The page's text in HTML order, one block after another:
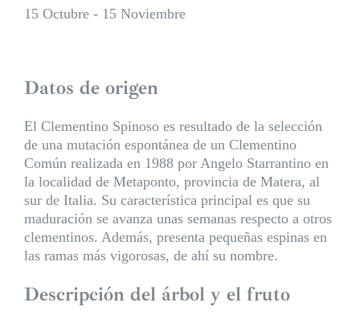
15 Octubre - 15 Noviembre
Datos de origen
El Clementino Spinoso es resultado de la selección
de una mutación espontánea de un Clementino
Común realizada en 1988 por Angelo Starrantino en
la localidad de Metaponto, provincia de Matera, al
sur de Italia. Su característica principal es que su
maduración se avanza unas semanas respecto a otros
clementinos. Además, presenta pequeñas espinas en
las ramas más vigorosas, de ahí su nombre.
Descripción del árbol y el fruto